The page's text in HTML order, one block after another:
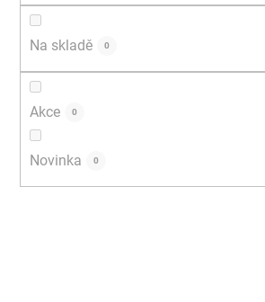
Na skladě 0
Akce 0
Novinka 0